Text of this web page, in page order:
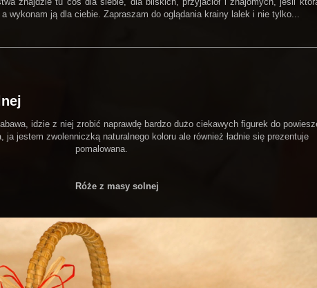
wykonam ją dla ciebie. Zapraszam do oglądania krainy lalek i nie tylko...
idzie z niej zrobić naprawdę bardzo dużo ciekawych figurek do
ja jestem zwolenniczką naturalnego koloru ale również ładnie się prezentuje
pomalowana.
Róże z masy solnej